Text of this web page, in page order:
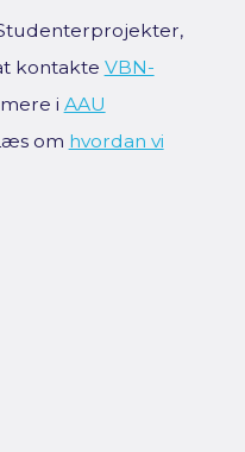
kontakte VBN-
i AAU
om hvordan vi